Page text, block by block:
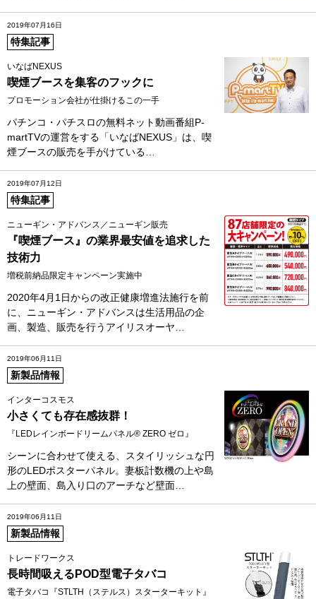
2019年07月16日
特集記事
いなばNEXUS
喫煙ブースを集客のフックに
プロモーション会社が仕掛けるこの一手
パチンコ・パチスロの無料ネット動画番組P‐
martTVの運営をする「いなばNEXUS」は、喫
煙ブースの販売を手がけている…
2019年07月12日
特集記事
ニューギン・アドバンス／ニューギン販売
『喫煙ブース』の業界最安値を追求した
技術力
増税前納品限定キャンペーン実施中
2020年4月1日からの改正健康増進法施行を前
に、ニューギン・アドバンスは生活用品の企
画、製造、販売を行うアイリスオーヤ…
2019年06月11日
新製品情報
インターコスモス
小さくても存在感抜群！
『LEDレインボードリームパネル® ZERO ゼロ』
シーンに合わせて使える、スタイリッシュな円
形のLEDポスターパネル。妻板計数機の上や島
上の壁面、島入り口のアーチなど壁面…
2019年06月11日
新製品情報
トレードワークス
長時間吸えるPOD型電子タバコ
電子タバコ『STLTH（ステルス）スターターキット』